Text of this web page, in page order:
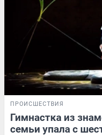
ПРОИСШЕСТВИЯ
Гимнастка из
семьи упала с